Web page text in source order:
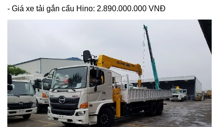
- Giá xe tải gắn cẩu Hino: 2.890.000.000 VNĐ